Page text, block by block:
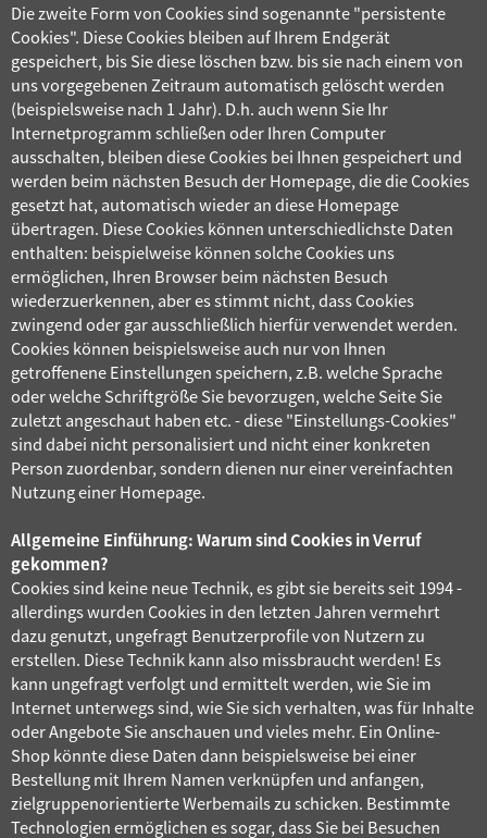
Die zweite Form von Cookies sind sogenannte "persistente
Cookies". Diese Cookies bleiben auf Ihrem Endgerät
gespeichert, bis Sie diese löschen bzw. bis sie nach einem von
uns vorgegebenen Zeitraum automatisch gelöscht werden
(beispielsweise nach 1 Jahr). D.h. auch wenn Sie Ihr
Internetprogramm schließen oder Ihren Computer
ausschalten, bleiben diese Cookies bei Ihnen gespeichert und
werden beim nächsten Besuch der Homepage, die die Cookies
gesetzt hat, automatisch wieder an diese Homepage
übertragen. Diese Cookies können unterschiedlichste Daten
enthalten: beispielweise können solche Cookies uns
ermöglichen, Ihren Browser beim nächsten Besuch
wiederzuerkennen, aber es stimmt nicht, dass Cookies
zwingend oder gar ausschließlich hierfür verwendet werden.
Cookies können beispielsweise auch nur von Ihnen
getroffenene Einstellungen speichern, z.B. welche Sprache
oder welche Schriftgröße Sie bevorzugen, welche Seite Sie
zuletzt angeschaut haben etc. - diese "Einstellungs-Cookies"
sind dabei nicht personalisiert und nicht einer konkreten
Person zuordenbar, sondern dienen nur einer vereinfachten
Nutzung einer Homepage.
Allgemeine Einführung: Warum sind Cookies in Verruf
gekommen?
Cookies sind keine neue Technik, es gibt sie bereits seit 1994 -
allerdings wurden Cookies in den letzten Jahren vermehrt
dazu genutzt, ungefragt Benutzerprofile von Nutzern zu
erstellen. Diese Technik kann also missbraucht werden! Es
kann ungefragt verfolgt und ermittelt werden, wie Sie im
Internet unterwegs sind, wie Sie sich verhalten, was für Inhalte
oder Angebote Sie anschauen und vieles mehr. Ein Online-
Shop könnte diese Daten dann beispielsweise bei einer
Bestellung mit Ihrem Namen verknüpfen und anfangen,
zielgruppenorientierte Werbemails zu schicken. Bestimmte
Technologien ermöglichen es sogar, dass Sie bei Besuchen